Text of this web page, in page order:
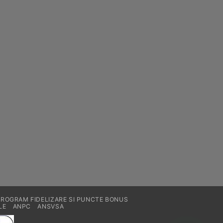
FIDELIZARE SI PUNCTE BONUS
ANPC ANSVSA